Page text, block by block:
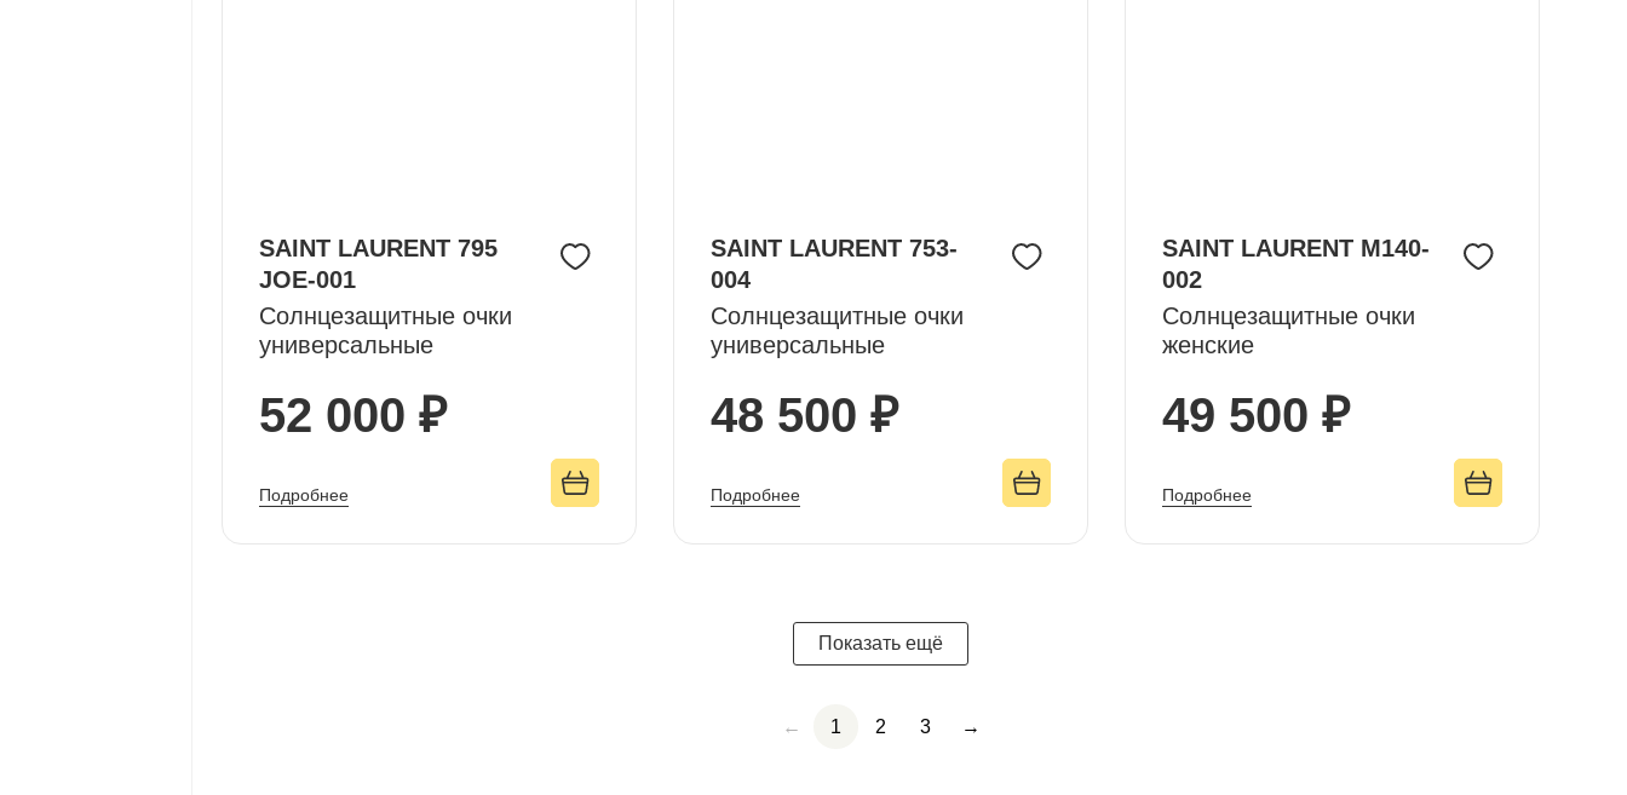
SAINT LAURENT 795
JOE-001
Солнцезащитные очки
универсальные
52 000 ₽
Подробнее
SAINT LAURENT 753-
004
Солнцезащитные очки
универсальные
48 500 ₽
Подробнее
SAINT LAURENT M140-
002
Солнцезащитные очки
женские
49 500 ₽
Подробнее
Показать ещё
← 1 2 3 →